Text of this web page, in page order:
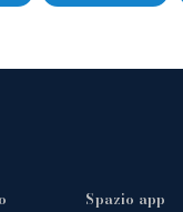
Spazio app